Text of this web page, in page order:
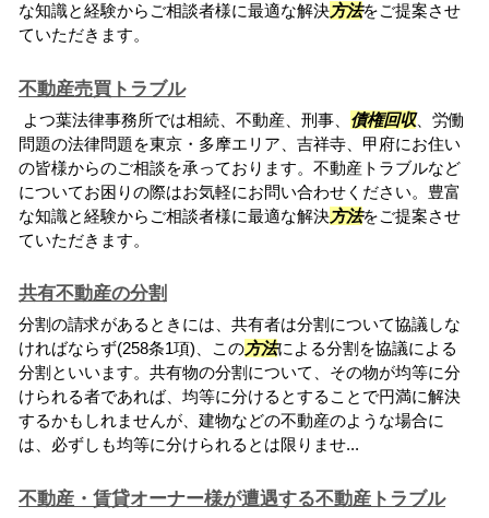
な知識と経験からご相談者様に最適な解決方法をご提案させ
ていただきます。
不動産売買トラブル
よつ葉法律事務所では相続、不動産、刑事、 債権回収、労働
問題の法律問題を東京・多摩エリア、吉祥寺、甲府にお住い
の皆様からのご相談を承っております。不動産トラブルなど
についてお困りの際はお気軽にお問い合わせください。豊富
な知識と経験からご相談者様に最適な解決方法をご提案させ
ていただきます。
共有不動産の分割
分割の請求があるときには、共有者は分割について協議しな
ければならず(258条1項)、この方法による分割を協議による
分割といいます。共有物の分割について、その物が均等に分
けられる者であれば、均等に分けるとすることで円満に解決
するかもしれませんが、建物などの不動産のような場合に
は、必ずしも均等に分けられるとは限りませ...
不動産・賃貸オーナー様が遭遇する不動産トラブル